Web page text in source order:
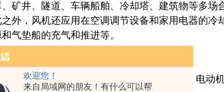
欢迎您！
来自局域网的朋友！有什么可以帮
矿井、隧道、车辆船舶、冷却塔、建筑物等多
外，风机还应用在空调调节设备和家用电器的
气垫船的充气和推进等。
应行手动转动，检查有无异常碰撞与摩擦，电动